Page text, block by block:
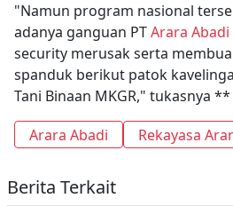
"Namun program nasional
adanya ganguan PTArara Abadi
security merusak serta
spanduk berikut patok
Tani Binaan MKGR," tukasnya **
Arara Abadi
Rekayasa
Berita Terkait